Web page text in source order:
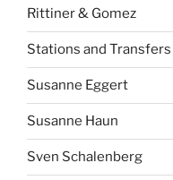
Rittiner & Gomez
Stations and
Susanne Eggert
Susanne Haun
Sven Schalenberg